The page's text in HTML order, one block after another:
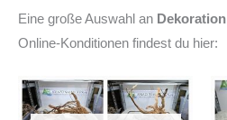
Eine große Auswahl an Dekoration
Online-Konditionen findest du hier: